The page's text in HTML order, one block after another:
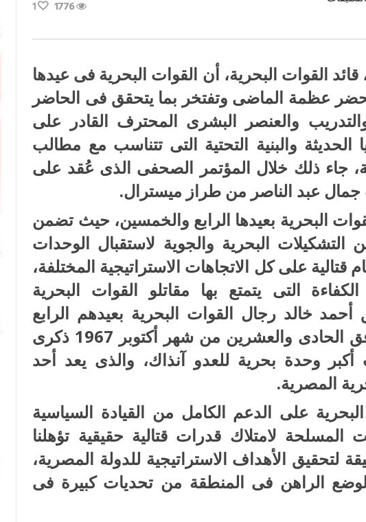
بعيدها
والخمسين
على
متن
حاملة
المروحيات
جمال
عبد
الناصر
مغلقة
1776
1
القوات البحرية، أن القوات البحرية فى عيدها
عظمة الماضى وتفتخر بما يتحقق فى الحاضر
والعنصر البشرى المحترف القادر على
الحديثة والبنية التحتية التى تتناسب مع مطالب
جاء ذلك خلال المؤتمر الصحفى الذى عُقد على
جمال عبد الناصر من طراز ميسترال.
البحرية بعيدها الرابع والخمسين، حيث تضمن
التشكيلات البحرية والجوية لاستقبال الوحدات
قتالية على كل الاتجاهات الاستراتيجية المختلفة،
التى يتمتع بها مقاتلو القوات البحرية
أحمد خالد رجال القوات البحرية بعيدهم الرابع
والخمسين والذى يوافق الحادى والعشرين من شهر أكتوبر 1967 ذكرى
أكبر وحدة بحرية للعدو آنذاك، والذى يعد أحد
المصرية.
على الدعم الكامل من القيادة السياسية
المسلحة لامتلاك قدرات قتالية حقيقية تؤهلنا
لتحقيق الأهداف الاستراتيجية للدولة المصرية،
الراهن فى المنطقة من تحديات كبيرة فى
كيف تحمي مصر ثرواتها في الجنوب؟
معركة لا تُرى.. وحراس لا ينامون
لماذا تُنشئ